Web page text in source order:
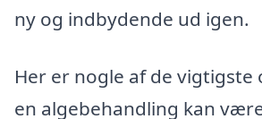
ny og indbydende ud igen.
Her er nogle af de vigtigste
en algebehandling kan